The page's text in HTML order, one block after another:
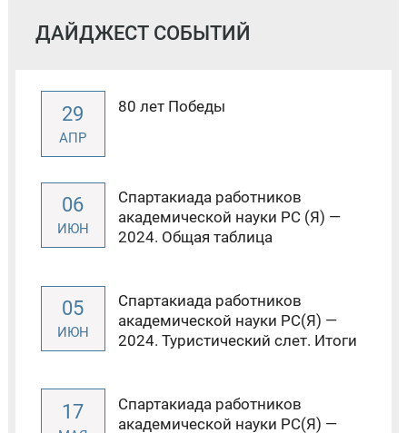
ДАЙДЖЕСТ СОБЫТИЙ
29
АПР
80 лет Победы
06
ИЮН
Спартакиада работников
академической науки РС (Я) —
2024. Общая таблица
05
ИЮН
Спартакиада работников
академической науки РС(Я) —
2024. Туристический слет. Итоги
17
Спартакиада работников
академической науки РС(Я) —